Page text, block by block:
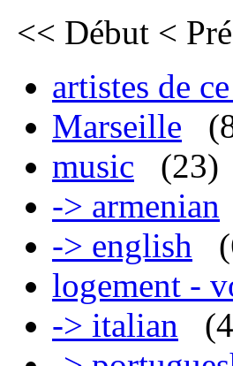
<< Début <
artistes de
Marseille
music
(23)
-> armenian
-> english
logement -
-> italian